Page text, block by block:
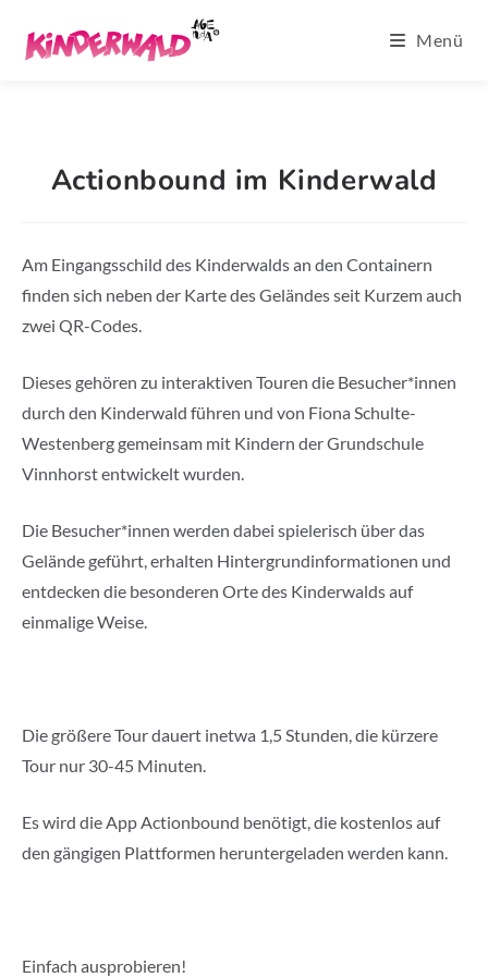
Inhalt
springen
Menü
Actionbound im Kinderwald
Am Eingangsschild des Kinderwalds an den Containern
finden sich neben der Karte des Geländes seit Kurzem auch
zwei QR-Codes.
Dieses gehören zu interaktiven Touren die Besucher*innen
durch den Kinderwald führen und von Fiona Schulte-
Westenberg gemeinsam mit Kindern der Grundschule
Vinnhorst entwickelt wurden.
Die Besucher*innen werden dabei spielerisch über das
Gelände geführt, erhalten Hintergrundinformationen und
entdecken die besonderen Orte des Kinderwalds auf
einmalige Weise.
Die größere Tour dauert inetwa 1,5 Stunden, die kürzere
Tour nur 30-45 Minuten.
Es wird die App Actionbound benötigt, die kostenlos auf
den gängigen Plattformen heruntergeladen werden kann.
Einfach ausprobieren!